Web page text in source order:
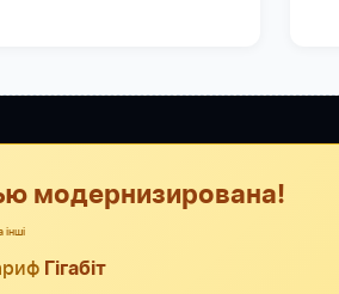
модернизирована!
Гігабіт